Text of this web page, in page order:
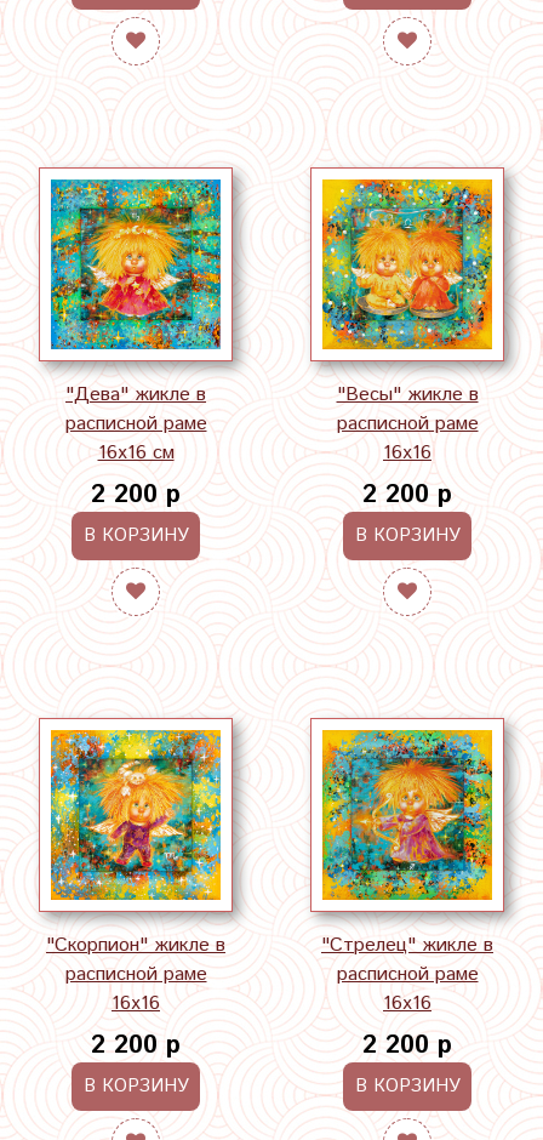
"Дева" жикле в
расписной раме
16х16 см
2 200 р
В КОРЗИНУ
"Весы" жикле в
расписной раме
16х16
2 200 р
В КОРЗИНУ
"Скорпион" жикле в
расписной раме
16х16
2 200 р
В КОРЗИНУ
"Стрелец" жикле в
расписной раме
16х16
2 200 р
В КОРЗИНУ